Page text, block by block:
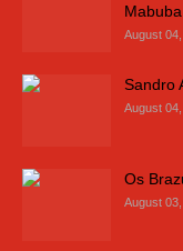
Mabuba
August
Sandro
August
Os
August